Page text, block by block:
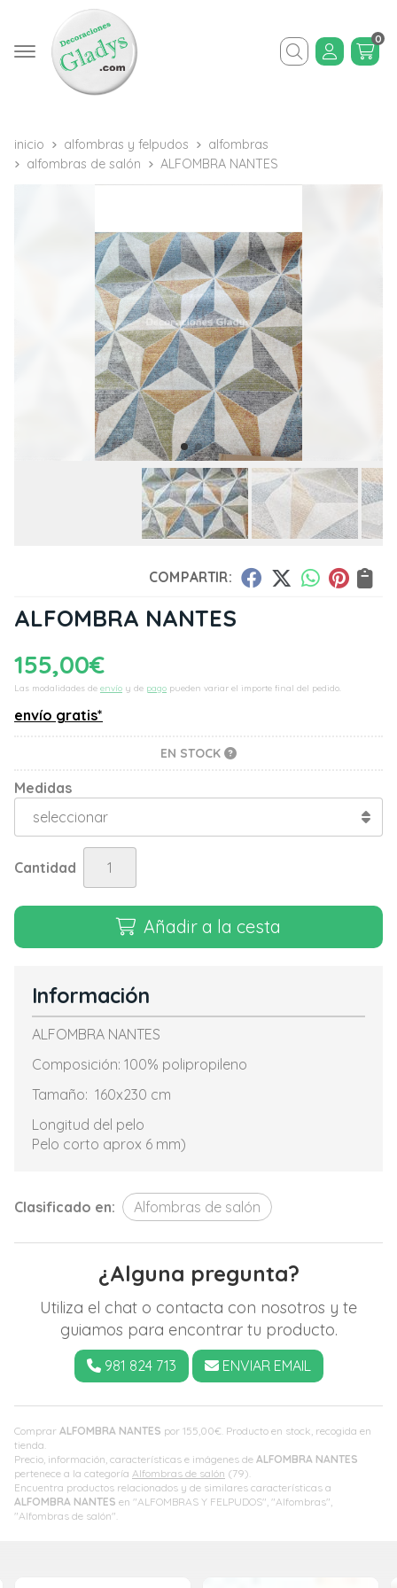
Buscar
0
inicio alfombras y felpudos
alfombras
alfombras de salón
ALFOMBRA NANTES
COMPARTIR:
ALFOMBRA NANTES
155,00€
Las modalidades de envío y de pago pueden variar el importe final del pedido.
envío gratis*
EN STOCK
Medidas
Cantidad
Añadir a la cesta
Comprar ALFOMBRA NANTES por 155,00€ . Producto en stock, recogida en
tienda.
Precio, información, características e imágenes de ALFOMBRA NANTES
pertenece a la categoría Alfombras de salón (79).
Encuentra productos relacionados y de similares características a
ALFOMBRA NANTES en "ALFOMBRAS Y FELPUDOS", "Alfombras",
"Alfombras de salón".
Información
ALFOMBRA NANTES
Composición: 100% polipropileno
Tamaño: 160x230 cm
Longitud del pelo
Pelo corto aprox 6 mm)
Clasificado en: Alfombras de salón
¿Alguna pregunta?
Utiliza el chat o contacta con nosotros y te
guiamos para encontrar tu producto.
981 824 713 ENVIAR EMAIL